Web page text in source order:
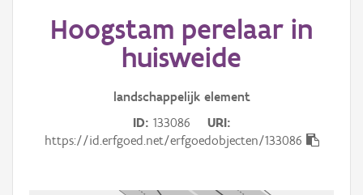
ErfgoedobjectHoogstam perelaar in
huisweide
landschappelijk element
ID 133086
URI
https://id.erfgoed.net/erfgoedobjecten/133086